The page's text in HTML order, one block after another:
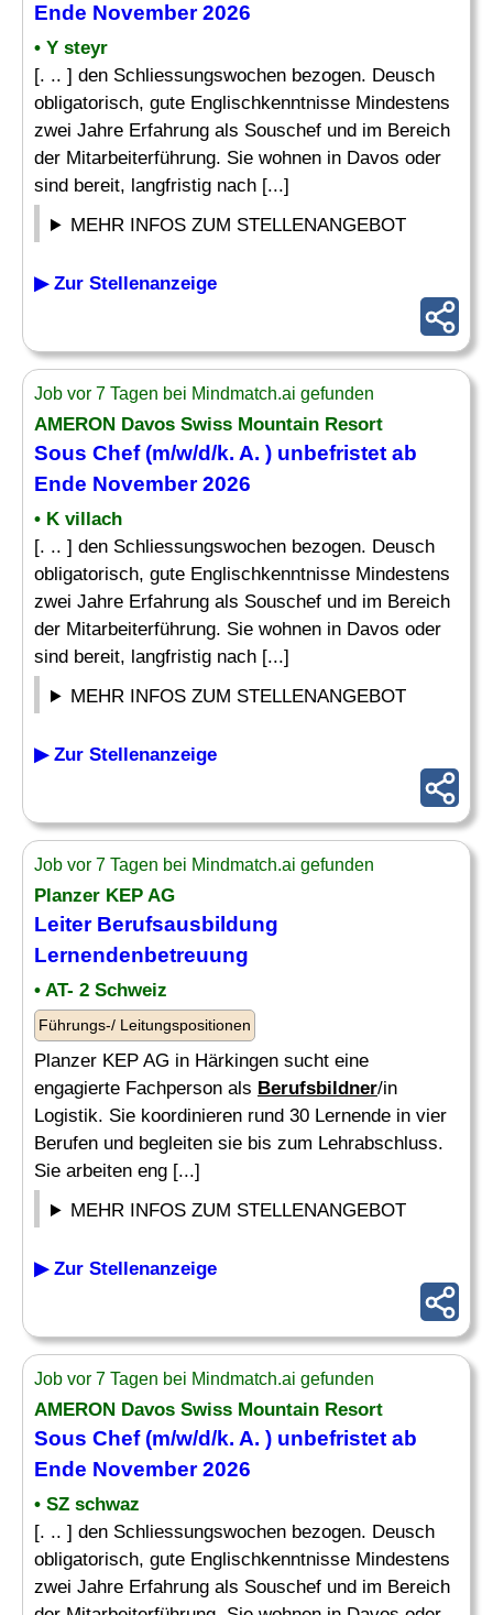
Ende November 2026
• Y steyr
[. .. ] den Schliessungswochen bezogen. Deusch
obligatorisch, gute Englischkenntnisse Mindestens
zwei Jahre Erfahrung als Souschef und im Bereich
der Mitarbeiterführung. Sie wohnen in Davos oder
sind bereit, langfristig nach [...]
MEHR INFOS ZUM STELLENANGEBOT
▶ Zur Stellenanzeige
Job vor 7 Tagen bei Mindmatch.ai gefunden
AMERON Davos Swiss Mountain Resort
Sous Chef (m/w/d/k. A. ) unbefristet ab
Ende November 2026
• K villach
[. .. ] den Schliessungswochen bezogen. Deusch
obligatorisch, gute Englischkenntnisse Mindestens
zwei Jahre Erfahrung als Souschef und im Bereich
der Mitarbeiterführung. Sie wohnen in Davos oder
sind bereit, langfristig nach [...]
MEHR INFOS ZUM STELLENANGEBOT
▶ Zur Stellenanzeige
Job vor 7 Tagen bei Mindmatch.ai gefunden
Planzer KEP AG
Leiter Berufsausbildung
Lernendenbetreuung
• AT- 2 Schweiz
Führungs-/ Leitungspositionen
Planzer KEP AG in Härkingen sucht eine
engagierte Fachperson als Berufsbildner/in
Logistik. Sie koordinieren rund 30 Lernende in vier
Berufen und begleiten sie bis zum Lehrabschluss.
Sie arbeiten eng [...]
MEHR INFOS ZUM STELLENANGEBOT
▶ Zur Stellenanzeige
Job vor 7 Tagen bei Mindmatch.ai gefunden
AMERON Davos Swiss Mountain Resort
Sous Chef (m/w/d/k. A. ) unbefristet ab
Ende November 2026
• SZ schwaz
[. .. ] den Schliessungswochen bezogen. Deusch
obligatorisch, gute Englischkenntnisse Mindestens
zwei Jahre Erfahrung als Souschef und im Bereich